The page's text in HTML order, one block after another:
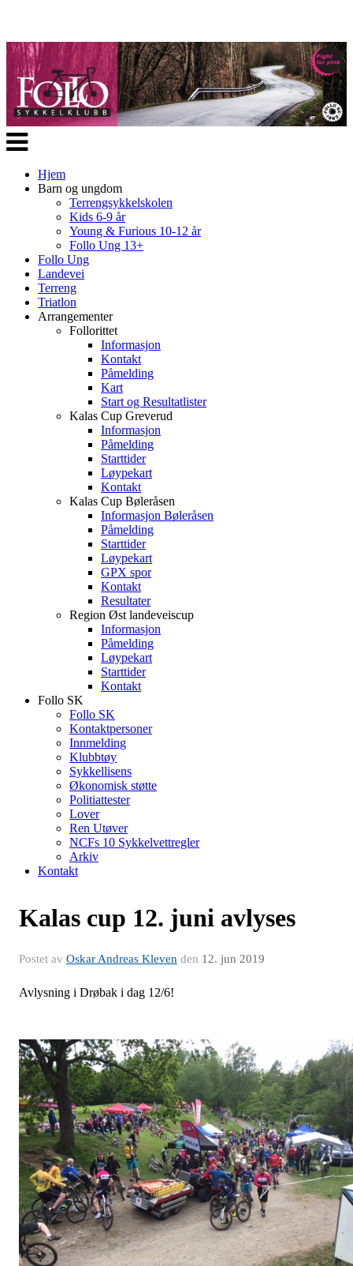
Veksle
navigasjon
Hjem
Barn og ungdom
Terrengsykkelskolen
Kids 6-9 år
Young & Furious 10-12 år
Follo Ung 13+
Follo Ung
Landevei
Terreng
Triatlon
Arrangementer
Follorittet
Informasjon
Kontakt
Påmelding
Kart
Start og Resultatlister
Kalas Cup Greverud
Informasjon
Påmelding
Starttider
Løypekart
Kontakt
Kalas Cup Bøleråsen
Informasjon Bøleråsen
Påmelding
Starttider
Løypekart
GPX spor
Kontakt
Resultater
Region Øst landeveiscup
Informasjon
Påmelding
Løypekart
Starttider
Kontakt
Follo SK
Follo SK
Kontaktpersoner
Innmelding
Klubbtøy
Sykkellisens
Økonomisk støtte
Politiattester
Lover
Ren Utøver
NCFs 10 Sykkelvettregler
Arkiv
Kontakt
Kalas cup 12. juni avlyses
Postet av Oskar Andreas Kleven den 12. jun 2019
Avlysning i Drøbak i dag 12/6!